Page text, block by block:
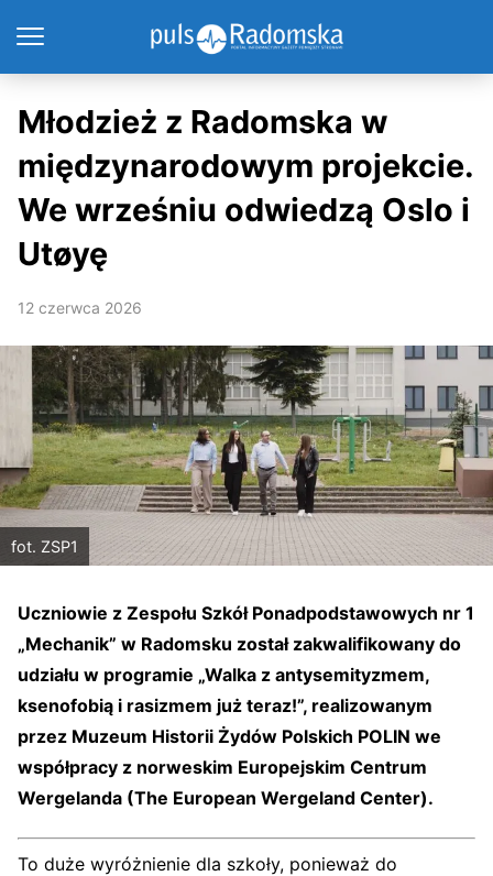
Młodzież z Radomska w
międzynarodowym projekcie.
We wrześniu odwiedzą Oslo i
Utøyę
12 czerwca 2026
fot. ZSP1
Uczniowie z Zespołu Szkół Ponadpodstawowych nr 1
„Mechanik” w Radomsku został zakwalifikowany do
udziału w programie „Walka z antysemityzmem,
ksenofobią i rasizmem już teraz!”, realizowanym
przez Muzeum Historii Żydów Polskich POLIN we
współpracy z norweskim Europejskim Centrum
Wergelanda (The European Wergeland Center).
To duże wyróżnienie dla szkoły, ponieważ do